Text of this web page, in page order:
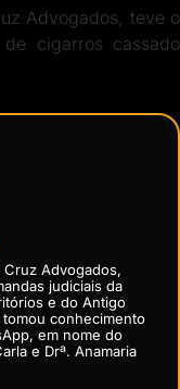
Advogados, teve o
cigarros cassado
VIP A
a empresa
Ltda conseguiu
podendo,…
Advogados,
judiciais da
e do Antigo
tomou conhecimento
em nome do
e Drª. Anamaria